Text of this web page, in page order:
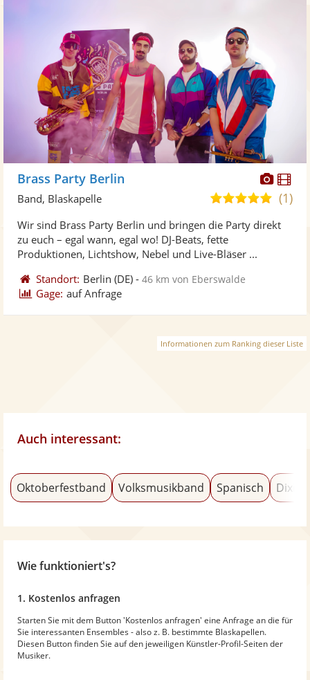
Fotos
Brass Party Berlin
5,0
5
(1)
Band, Blaskapelle
Wir sind Brass Party Berlin und bringen die Party direkt
zu euch – egal wann, egal wo! DJ-Beats, fette
Produktionen, Lichtshow, Nebel und Live-Bläser ...
Standort: Berlin (DE) -46 km von Eberswalde
Gage: auf Anfrage
Informationen zum Ranking dieser Liste
Auch interessant:
Oktoberfestband Volksmusikband Spanisch
Wie funktioniert's?
1. Kostenlos anfragen
Starten Sie mit dem Button 'Kostenlos anfragen' eine Anfrage an die für
Sie interessanten Ensembles - also z. B. bestimmte Blaskapellen.
Diesen Button finden Sie auf den jeweiligen Künstler-Profil-Seiten der
Musiker.